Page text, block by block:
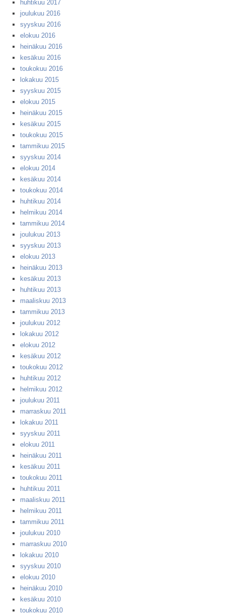
huhtikuu 2017
joulukuu 2016
syyskuu 2016
elokuu 2016
heinäkuu 2016
kesäkuu 2016
toukokuu 2016
lokakuu 2015
syyskuu 2015
elokuu 2015
heinäkuu 2015
kesäkuu 2015
toukokuu 2015
tammikuu 2015
syyskuu 2014
elokuu 2014
kesäkuu 2014
toukokuu 2014
huhtikuu 2014
helmikuu 2014
tammikuu 2014
joulukuu 2013
syyskuu 2013
elokuu 2013
heinäkuu 2013
kesäkuu 2013
huhtikuu 2013
maaliskuu 2013
tammikuu 2013
joulukuu 2012
lokakuu 2012
elokuu 2012
kesäkuu 2012
toukokuu 2012
huhtikuu 2012
helmikuu 2012
joulukuu 2011
marraskuu 2011
lokakuu 2011
syyskuu 2011
elokuu 2011
heinäkuu 2011
kesäkuu 2011
toukokuu 2011
huhtikuu 2011
maaliskuu 2011
helmikuu 2011
tammikuu 2011
joulukuu 2010
marraskuu 2010
lokakuu 2010
syyskuu 2010
elokuu 2010
heinäkuu 2010
kesäkuu 2010
toukokuu 2010